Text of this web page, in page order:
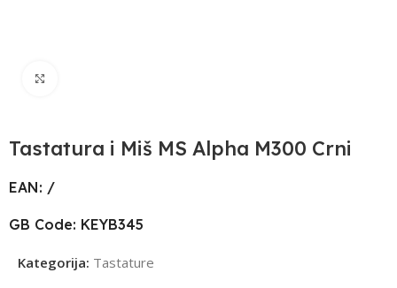
Tastatura i Miš MS Alpha M300 Crni
EAN: /
GB Code: KEYB345
Kategorija: Tastature